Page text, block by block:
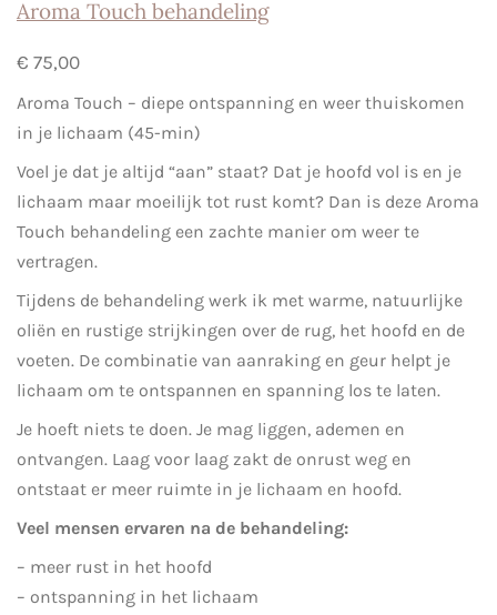
Aroma Touch behandeling
€ 75,00
Aroma Touch – diepe ontspanning en weer thuiskomen
in je lichaam (45-min)
Voel je dat je altijd “aan” staat? Dat je hoofd vol is en je
lichaam maar moeilijk tot rust komt? Dan is deze Aroma
Touch behandeling een zachte manier om weer te
vertragen.
Tijdens de behandeling werk ik met warme, natuurlijke
oliën en rustige strijkingen over de rug, het hoofd en de
voeten. De combinatie van aanraking en geur helpt je
lichaam om te ontspannen en spanning los te laten.
Je hoeft niets te doen. Je mag liggen, ademen en
ontvangen. Laag voor laag zakt de onrust weg en
ontstaat er meer ruimte in je lichaam en hoofd.
Veel mensen ervaren na de behandeling:
– meer rust in het hoofd
– ontspanning in het lichaam